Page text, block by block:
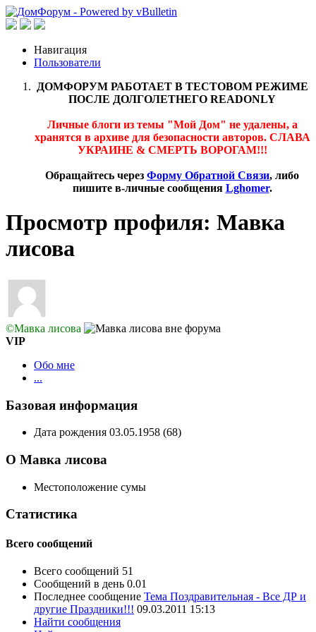
Навигация
Пользователи
ДОМФОРУМ РАБОТАЕТ В ТЕСТОВОМ РЕЖИМЕ
ПОСЛЕ ДОЛГОЛЕТНЕГО READONLY
Личные блоги из темы "Мой Дом" не удалены, а
хранятся в архиве для безопасности авторов. СЛАВА
УКРАИНЕ & СМЕРТЬ ВОРОГАМ!!!
Обращайтесь через Форму Обратной Связи, либо
пишите в-личные сообщения Lghomer.
Просмотр профиля: Мавка
лисова
©Мавка лисова
VIP
Обо мне
...
Базовая информация
Дата рождения 03.05.1958 (68)
О Мавка лисова
Местоположение сумы
Статистика
Всего сообщений
Всего сообщений 51
Сообщений в день 0.01
Последнее сообщение Тема Поздравительная - Все ДР и
другие Праздники!!! 09.03.2011 15:13
Найти сообщения